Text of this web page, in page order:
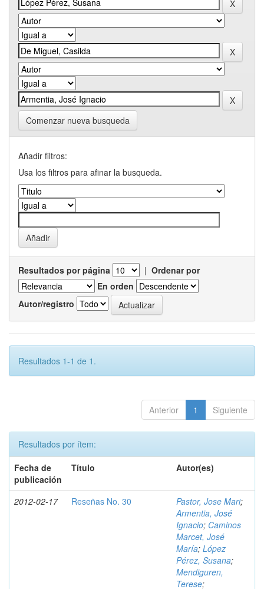
Comenzar nueva busqueda
Añadir filtros:
Usa los filtros para afinar la busqueda.
Resultados por página | Ordenar por
En orden
Autor/registro
Resultados 1-1 de 1.
Anterior 1 Siguiente
Resultados por ítem:
Fecha de
publicación
Título Autor(es)
2012-02-17 Reseñas No. 30 Pastor, Jose Mari;
Armentia, José
Ignacio; Caminos
Marcet, José
María; López
Pérez, Susana;
Mendiguren,
Terese;